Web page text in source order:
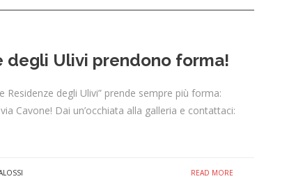
degli Ulivi prendono forma!
degli Ulivi” prende sempre più forma:
Cavone! Dai un’occhiata alla galleria e contattaci:
READ MORE